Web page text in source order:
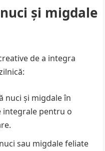
și migdale
de a integra
nuci și migdale în
integrale pentru o
sau migdale feliate